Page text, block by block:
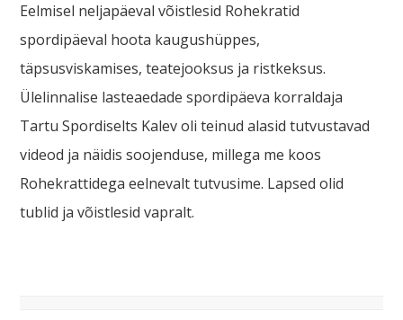
Eelmisel neljapäeval võistlesid Rohekratid
spordipäeval hoota kaugushüppes,
täpsusviskamises, teatejooksus ja ristkeksus.
Ülelinnalise lasteaedade spordipäeva korraldaja
Tartu Spordiselts Kalev oli teinud alasid tutvustavad
videod ja näidis soojenduse, millega me koos
Rohekrattidega eelnevalt tutvusime. Lapsed olid
tublid ja võistlesid vapralt.